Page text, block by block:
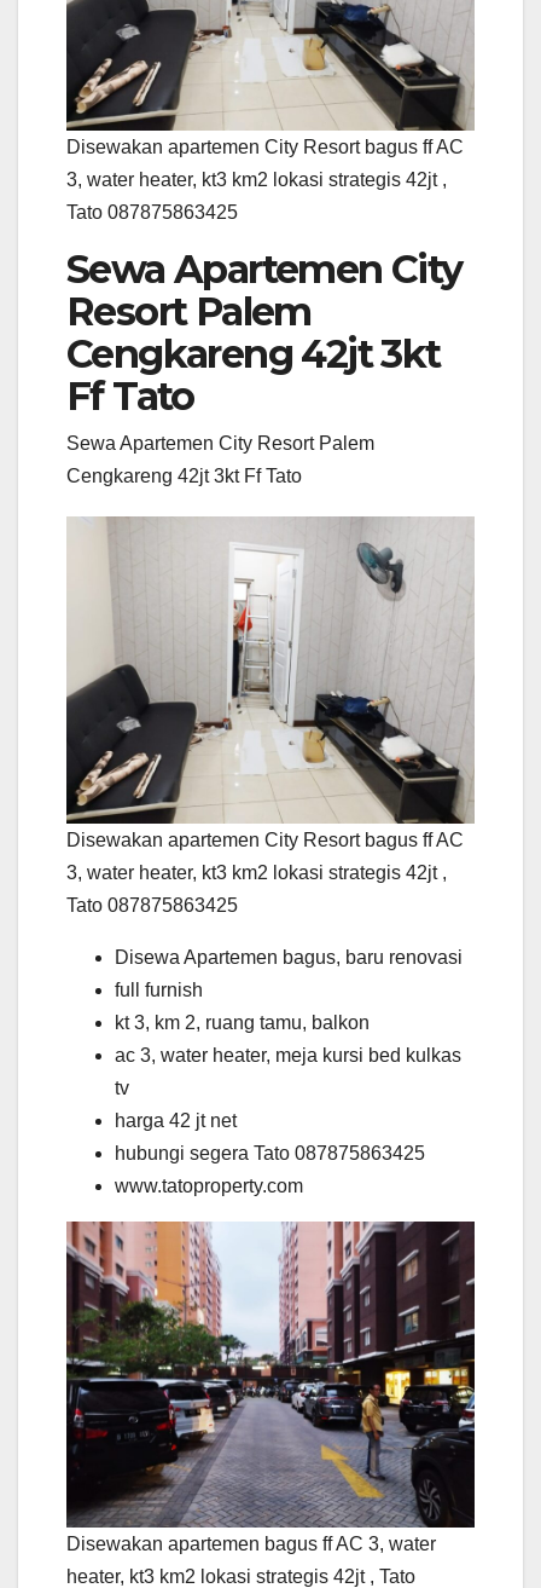
Disewakan apartemen City Resort bagus ff AC
3, water heater, kt3 km2 lokasi strategis 42jt ,
Tato 087875863425
Sewa Apartemen City
Resort Palem
Cengkareng 42jt 3kt
Ff Tato
Sewa Apartemen City Resort Palem
Cengkareng 42jt 3kt Ff Tato
Disewakan apartemen City Resort bagus ff AC
3, water heater, kt3 km2 lokasi strategis 42jt ,
Tato 087875863425
Disewa Apartemen bagus, baru renovasi
full furnish
kt 3, km 2, ruang tamu, balkon
ac 3, water heater, meja kursi bed kulkas
tv
harga 42 jt net
hubungi segera Tato 087875863425
www.tatoproperty.com
Disewakan apartemen bagus ff AC 3, water
heater, kt3 km2 lokasi strategis 42jt , Tato